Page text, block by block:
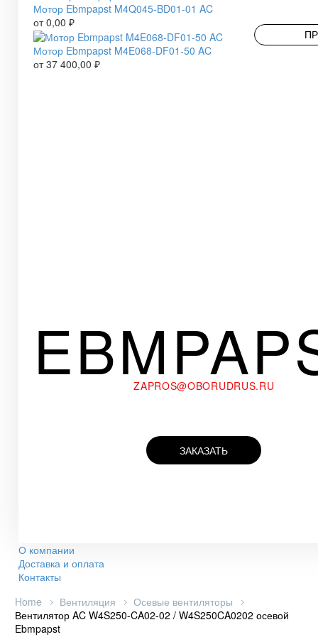
Мотор Ebmpapst M4Q045-BD01-01 AC
от0,00 ₽
Мотор Ebmpapst M4E068-DF01-50 AC
от37 400,00 ₽
ZAPROS@OBORUDRUS.RU
ЗАКАЗАТЬ
О компании
Доставка и оплата
Контакты
Home
Вентиляция
Осевые вентиляторы
Вентилятор AC W4S250-CA02-02 / W4S250CA0202 осевой
Ebmpapst